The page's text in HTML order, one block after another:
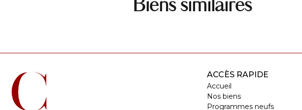
ACCÈS RAPIDE
Accueil
Nos biens
Programmes neufs